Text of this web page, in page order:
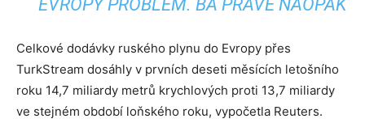
EVROPY PROBLÉM. BA PRÁVĚ NAOPAK
Celkové dodávky ruského plynu do Evropy přes
TurkStream dosáhly v prvních deseti měsících letošního
roku 14,7 miliardy metrů krychlových proti 13,7 miliardy
ve stejném období loňského roku, vypočetla Reuters.